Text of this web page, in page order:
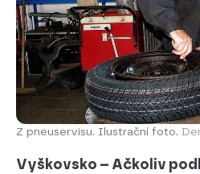
Z pneuservisu. Ilustrační foto.
Vyškovsko – Ačkoliv